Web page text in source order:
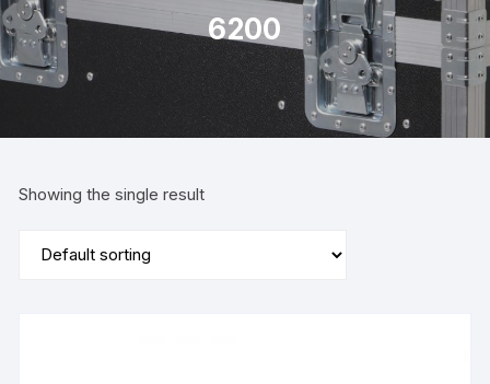
6200
Showing the single result